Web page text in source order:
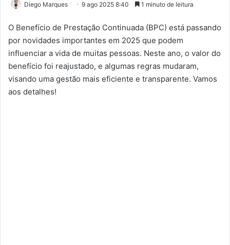
Diego Marques 9 ago 2025 8:40 1 minuto de leitura
O Benefício de Prestação Continuada (BPC) está passando
por novidades importantes em 2025 que podem
influenciar a vida de muitas pessoas. Neste ano, o valor do
benefício foi reajustado, e algumas regras mudaram,
visando uma gestão mais eficiente e transparente. Vamos
aos detalhes!